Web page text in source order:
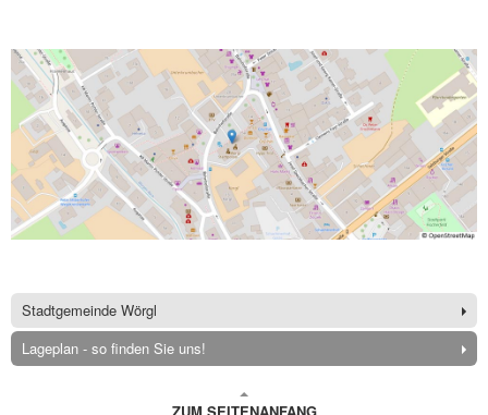
Stadtgemeinde Wörgl
Lageplan - so finden Sie uns!
ZUM SEITENANFANG